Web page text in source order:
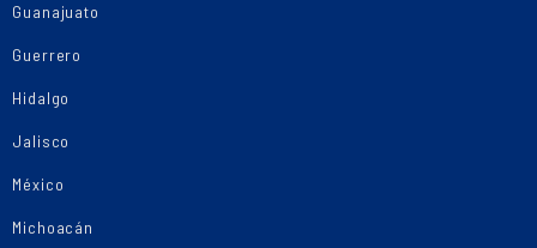
Guanajuato
Guerrero
Hidalgo
Jalisco
México
Michoacán